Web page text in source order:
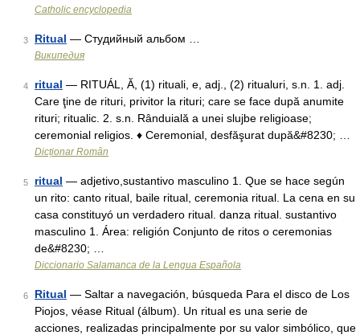
Catholic encyclopedia
3 Ritual — Студийный альбом …
Википедия
4 ritual — RITUÁL, Ă, (1) rituali, e, adj., (2) ritualuri, s.n. 1. adj.
Care ţine de rituri, privitor la rituri; care se face după anumite
rituri; ritualic. 2. s.n. Rânduială a unei slujbe religioase;
ceremonial religios. ♦ Ceremonial, desfăşurat după&#8230; …
Dicționar Român
5 ritual — adjetivo,sustantivo masculino 1. Que se hace según
un rito: canto ritual, baile ritual, ceremonia ritual. La cena en su
casa constituyó un verdadero ritual. danza ritual. sustantivo
masculino 1. Área: religión Conjunto de ritos o ceremonias
de&#8230; …
Diccionario Salamanca de la Lengua Española
6 Ritual — Saltar a navegación, búsqueda Para el disco de Los
Piojos, véase Ritual (álbum). Un ritual es una serie de
acciones, realizadas principalmente por su valor simbólico, que